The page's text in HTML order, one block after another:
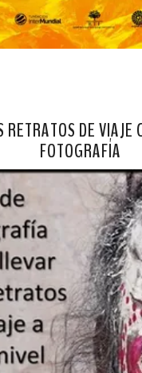
RETRATOS DE VIAJE
FOTOGRAFÍA